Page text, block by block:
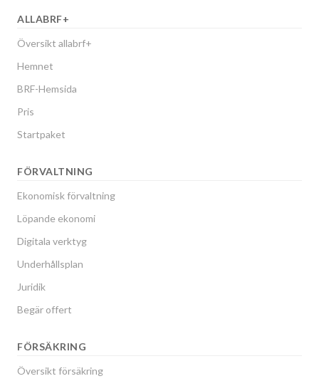
ALLABRF+
Översikt allabrf+
Hemnet
BRF-Hemsida
Pris
Startpaket
FÖRVALTNING
Ekonomisk förvaltning
Löpande ekonomi
Digitala verktyg
Underhållsplan
Juridik
Begär offert
FÖRSÄKRING
Översikt försäkring